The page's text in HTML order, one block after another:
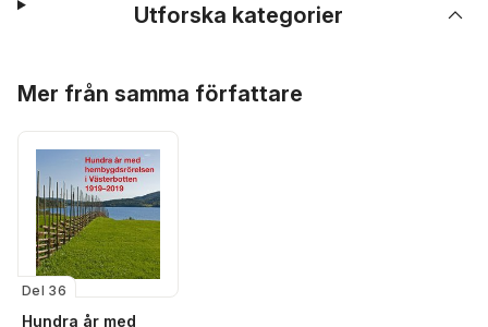
Utforska kategorier
Mer från samma författare
Del 36
Hundra år med